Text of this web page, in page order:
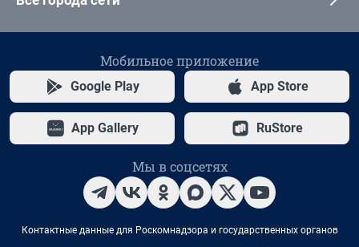
Мобильное приложение
Google Play App Store
App Gallery RuStore
Мы в соцсетях
Контактные данные для Роскомнадзора и государственных органов